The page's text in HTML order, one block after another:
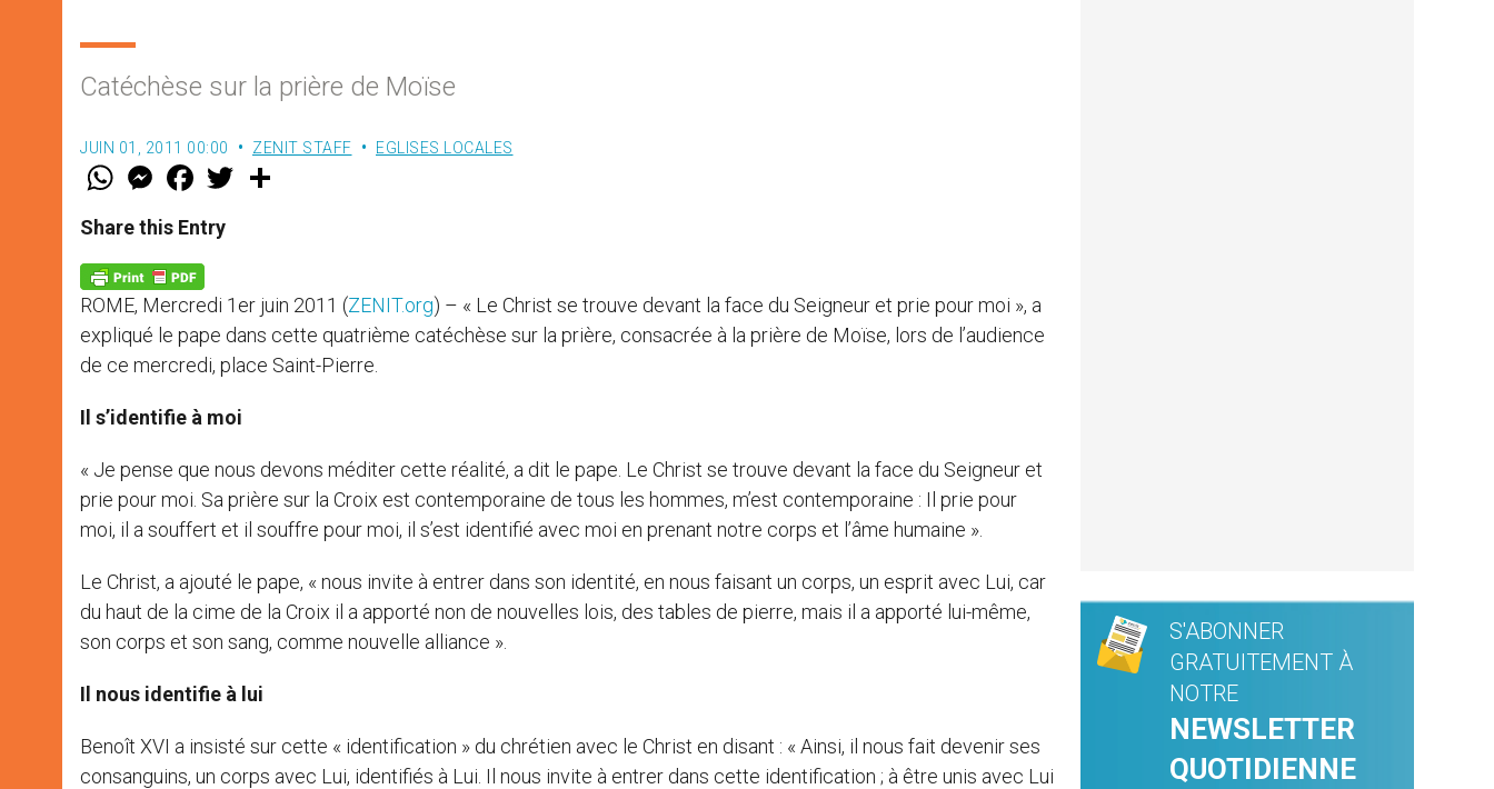
Catéchèse sur la prière de Moïse
JUIN 01, 2011 00:00 ZENIT STAFF EGLISES LOCALES
W
t
s
p
p
M
e
s
e
g
e
r
F
a
e
b
k
w
Share this Entry
ROME, Mercredi 1er juin 2011 (ZENIT.org) – « Le Christ se trouve devant la face du Seigneur et prie pour moi », a
expliqué le pape dans cette quatrième catéchèse sur la prière, consacrée à la prière de Moïse, lors de l’audience
de ce mercredi, place Saint-Pierre.
Il s’identifie à moi
« Je pense que nous devons méditer cette réalité, a dit le pape. Le Christ se trouve devant la face du Seigneur et
prie pour moi. Sa prière sur la Croix est contemporaine de tous les hommes, m’est contemporaine : Il prie pour
moi, il a souffert et il souffre pour moi, il s’est identifié avec moi en prenant notre corps et l’âme humaine ».
Le Christ, a ajouté le pape, « nous invite à entrer dans son identité, en nous faisant un corps, un esprit avec Lui, car
du haut de la cime de la Croix il a apporté non de nouvelles lois, des tables de pierre, mais il a apporté lui-même,
son corps et son sang, comme nouvelle alliance ».
Il nous identifie à lui
Benoît XVI a insisté sur cette « identification » du chrétien avec le Christ en disant : « Ainsi, il nous fait devenir ses
consanguins, un corps avec Lui, identifiés à Lui. Il nous invite à entrer dans cette identification ; à être unis avec Lui
S'ABONNER
GRATUITEMENT À
NOTRE
NEWSLETTER
QUOTIDIENNE